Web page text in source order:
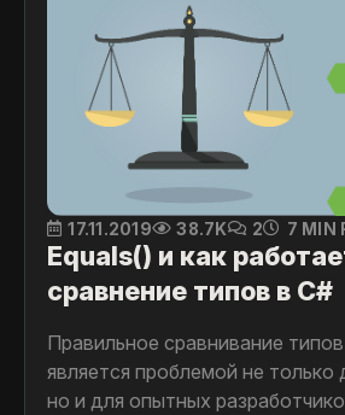
17.11.2019 38.7K 2 7 MIN
Equals() и как
сравнение типов в C#
Правильное сравнивание
является проблемой не только
но и для опытных